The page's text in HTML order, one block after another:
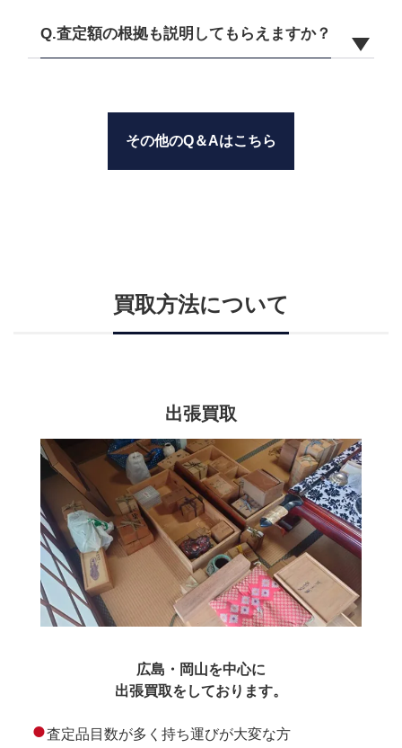
Q.査定額の根拠も説明してもらえますか？
その他のQ＆Aはこちら
買取方法について
出張買取
広島・岡山を中心に
出張買取をしております。
●査定品目数が多く持ち運びが大変な方